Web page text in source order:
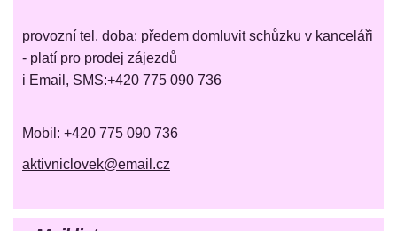
provozní tel. doba: předem domluvit schůzku v kanceláři
- platí pro prodej zájezdů
i Email, SMS:+420 775 090 736
Mobil: +420 775 090 736
aktivniclovek@email.cz